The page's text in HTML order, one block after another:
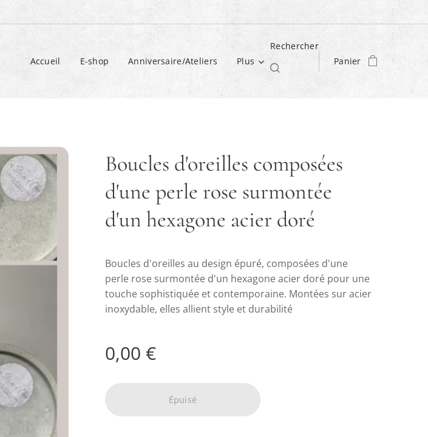
Accueil E-shop Anniversaire/Ateliers Plus
Rechercher
Panier
Boucles d'oreilles composées
d'une perle rose surmontée
d'un hexagone acier doré
Boucles d'oreilles au design épuré, composées d'une
perle rose surmontée d'un hexagone acier doré pour une
touche sophistiquée et contemporaine. Montées sur acier
inoxydable, elles allient style et durabilité
0,00 €
Épuisé